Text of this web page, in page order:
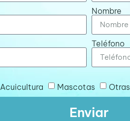
Nombre
Teléfono
Acuicultura Mascotas Otras
Enviar